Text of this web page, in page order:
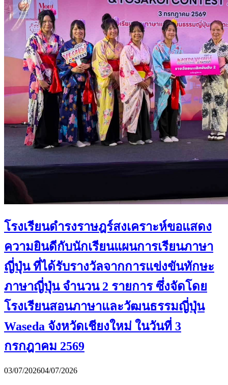
โรงเรียนดำรงราษฎร์สงเคราะห์ขอแสดง
ความยินดีกับนักเรียนแผนการเรียนภาษา
ญี่ปุ่น ที่ได้รับรางวัลจากการแข่งขันทักษะ
ภาษาญี่ปุ่น จำนวน 2 รายการ ซึ่งจัดโดย
โรงเรียนสอนภาษาและวัฒนธรรมญี่ปุ่น
Waseda จังหวัดเชียงใหม่ ในวันที่ 3
กรกฎาคม 2569
03/07/202604/07/2026